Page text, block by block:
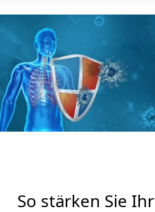
So stärken Sie Ihr